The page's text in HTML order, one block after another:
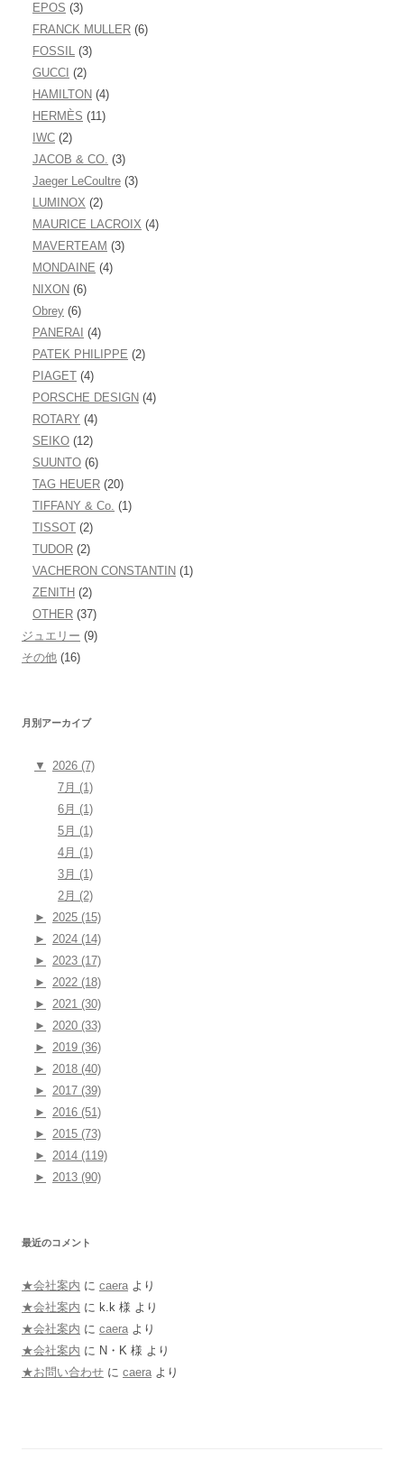
EPOS (3)
FRANCK MULLER (6)
FOSSIL (3)
GUCCI (2)
HAMILTON (4)
HERMÈS (11)
IWC (2)
JACOB & CO. (3)
Jaeger LeCoultre (3)
LUMINOX (2)
MAURICE LACROIX (4)
MAVERTEAM (3)
MONDAINE (4)
NIXON (6)
Obrey (6)
PANERAI (4)
PATEK PHILIPPE (2)
PIAGET (4)
PORSCHE DESIGN (4)
ROTARY (4)
SEIKO (12)
SUUNTO (6)
TAG HEUER (20)
TIFFANY & Co. (1)
TISSOT (2)
TUDOR (2)
VACHERON CONSTANTIN (1)
ZENITH (2)
OTHER (37)
ジュエリー (9)
その他 (16)
月別アーカイブ
▼
2026 (7)
7月 (1)
6月 (1)
5月 (1)
4月 (1)
3月 (1)
2月 (2)
►
2025 (15)
►
2024 (14)
►
2023 (17)
►
2022 (18)
►
2021 (30)
►
2020 (33)
►
2019 (36)
►
2018 (40)
►
2017 (39)
►
2016 (51)
►
2015 (73)
►
2014 (119)
►
2013 (90)
最近のコメント
★会社案内 に caera より
★会社案内 に k.k 様 より
★会社案内 に caera より
★会社案内 に N・K 様 より
★お問い合わせ に caera より